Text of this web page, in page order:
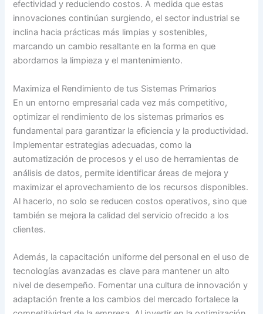
efectividad y reduciendo costos. A medida que estas
innovaciones continúan surgiendo, el sector industrial se
inclina hacia prácticas más limpias y sostenibles,
marcando un cambio resaltante en la forma en que
abordamos la limpieza y el mantenimiento.
Maximiza el Rendimiento de tus Sistemas Primarios
En un entorno empresarial cada vez más competitivo,
optimizar el rendimiento de los sistemas primarios es
fundamental para garantizar la eficiencia y la productividad.
Implementar estrategias adecuadas, como la
automatización de procesos y el uso de herramientas de
análisis de datos, permite identificar áreas de mejora y
maximizar el aprovechamiento de los recursos disponibles.
Al hacerlo, no solo se reducen costos operativos, sino que
también se mejora la calidad del servicio ofrecido a los
clientes.
Además, la capacitación uniforme del personal en el uso de
tecnologías avanzadas es clave para mantener un alto
nivel de desempeño. Fomentar una cultura de innovación y
adaptación frente a los cambios del mercado fortalece la